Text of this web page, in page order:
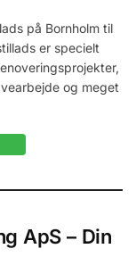
på Bornholm til
er specielt
og meget
ApS – Din